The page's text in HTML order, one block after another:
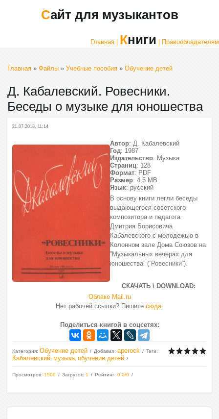
Сайт для музыкантов
Главная | Книги | Правообладателям
Главная » Файлы » Учебные пособия » Обучение детей
Д. Кабалевский. Ровесники.
Беседы о музыке для юношества
21.07.2018, 11:14
Автор: Д. Кабалевский
Год: 1987
Издательство: Музыка
Страниц: 128
Формат: PDF
Размер: 4,5 МВ
Язык: русский
В основу книги легли беседы
выдающегося советского
композитора и педагога
Дмитрия Борисовича
Кабалевского с молодежью в
Колонном зале Дома Союзов на
”Музыкальных вечерах для
юношества” (”Ровесники”).
СКАЧАТЬ \ DOWNLOAD:
Облако Mail.ru
Нет рабочей ссылки? Пишите сюда.
Поделиться книгой в соцсетях:
Категория: Обучение детей Добавил: aperock Теги:
Кабалевский музыка обучение детей
Просмотров: 1500 Загрузок: 1 Рейтинг: 0.0/0